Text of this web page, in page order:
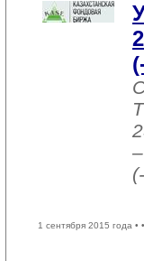
1 сентября 2015 года •